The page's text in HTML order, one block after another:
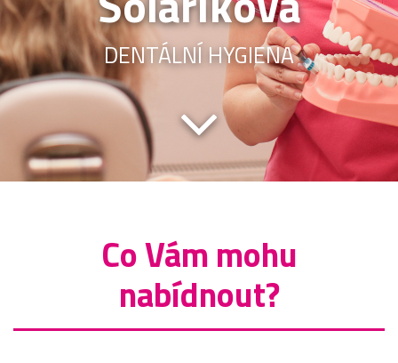
DENTÁLNÍ HYGIENA
Co Vám mohu
nabídnout?